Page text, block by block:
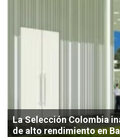
La Selección Colombia
de alto rendimiento en